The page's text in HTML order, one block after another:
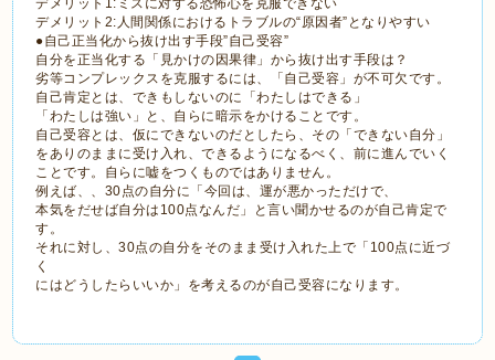
デメリット2:人間関係におけるトラブルの“原因者”となりやすい
●自己正当化から抜け出す手段”自己受容”
自分を正当化する「見かけの因果律」から抜け出す手段は？
劣等コンプレックスを克服するには、「自己受容」が不可欠です。
自己肯定とは、できもしないのに「わたしはできる」
「わたしは強い」と、自らに暗示をかけることです。
自己受容とは、仮にできないのだとしたら、その「できない自分」
をありのままに受け入れ、できるようになるべく、前に進んでいく
ことです。自らに嘘をつくものではありません。
例えば、、30点の自分に「今回は、運が悪かっただけで、
本気をだせば自分は100点なんだ」と言い聞かせるのが自己肯定で
す。
それに対し、30点の自分をそのまま受け入れた上で「100点に近づ
く
にはどうしたらいいか」を考えるのが自己受容になります。